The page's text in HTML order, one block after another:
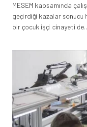
MESEM kapsamında
geçirdiği kazalar sonucu
bir çocuk işçi cinayeti